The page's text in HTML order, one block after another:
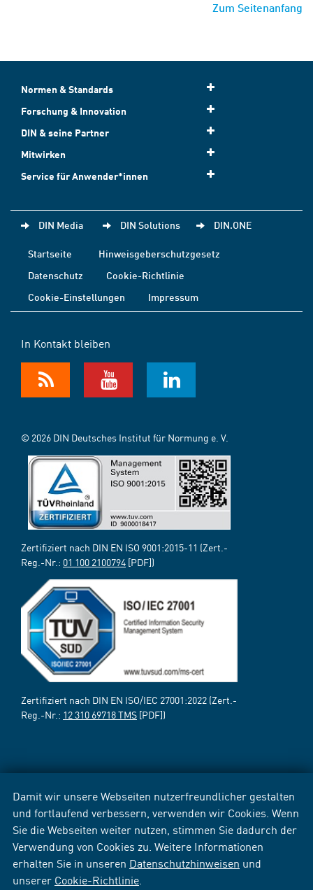
Damit wir unsere Webseiten nutzerfreundlicher gestalten
und fortlaufend verbessern, verwenden wir Cookies. Wenn
Sie die Webseiten weiter nutzen, stimmen Sie dadurch der
Verwendung von Cookies zu. Weitere Informationen
erhalten Sie in unseren Datenschutzhinweisen und
unserer Cookie-Richtlinie
Zum Seitenanfang
Normen & Standards
Forschung & Innovation
DIN & seine Partner
Mitwirken
Service für Anwender*innen
DIN Media DIN Solutions DIN.ONE
Startseite
Hinweisgeberschutzgesetz
Datenschutz
Cookie-Richtlinie
Cookie-Einstellungen
Impressum
In Kontakt bleiben
© 2026 DIN Deutsches Institut für Normung e. V.
Zertifiziert nach DIN EN ISO 9001:2015-11 (Zert.-
Reg.-Nr.: 01 100 2100794 [PDF])
Zertifiziert nach DIN EN ISO/IEC 27001:2022 (Zert.-
Reg.-Nr.: 12 310 69718 TMS [PDF])